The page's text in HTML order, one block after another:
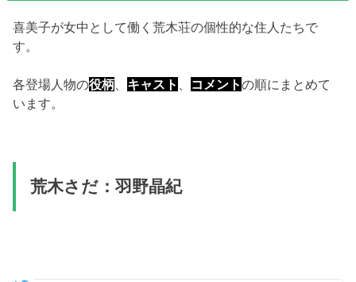
喜美子が女中として働く荒木荘の個性的な住人たちで
す。
各登場人物の役柄 キャスト コメントの順にまとめて
います。
荒木さだ：羽野晶紀